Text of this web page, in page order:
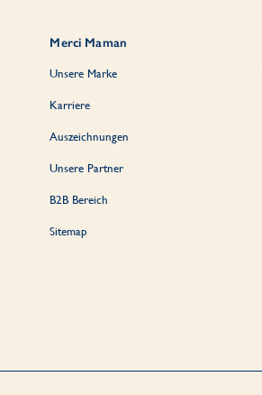
Merci Maman
Unsere Marke
Karriere
Auszeichnungen
Unsere Partner
B2B Bereich
Sitemap